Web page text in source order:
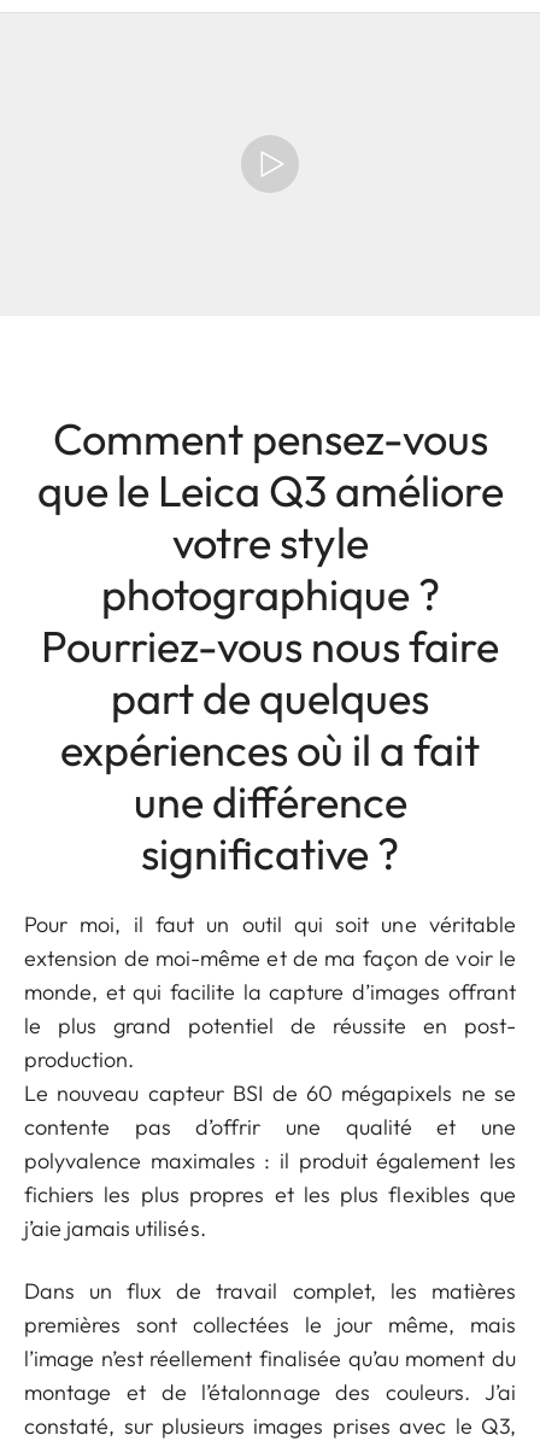
Comment pensez-vous
que le Leica Q3 améliore
votre style
photographique ?
Pourriez-vous nous faire
part de quelques
expériences où il a fait
une différence
significative ?
Pour moi, il faut un outil qui soit une véritable
extension de moi-même et de ma façon de voir le
monde, et qui facilite la capture d’images offrant
le plus grand potentiel de réussite en post-
production.
Le nouveau capteur BSI de 60 mégapixels ne se
contente pas d’offrir une qualité et une
polyvalence maximales : il produit également les
fichiers les plus propres et les plus flexibles que
j’aie jamais utilisés.
Dans un flux de travail complet, les matières
premières sont collectées le jour même, mais
l’image n’est réellement finalisée qu’au moment du
montage et de l’étalonnage des couleurs. J’ai
constaté, sur plusieurs images prises avec le Q3,